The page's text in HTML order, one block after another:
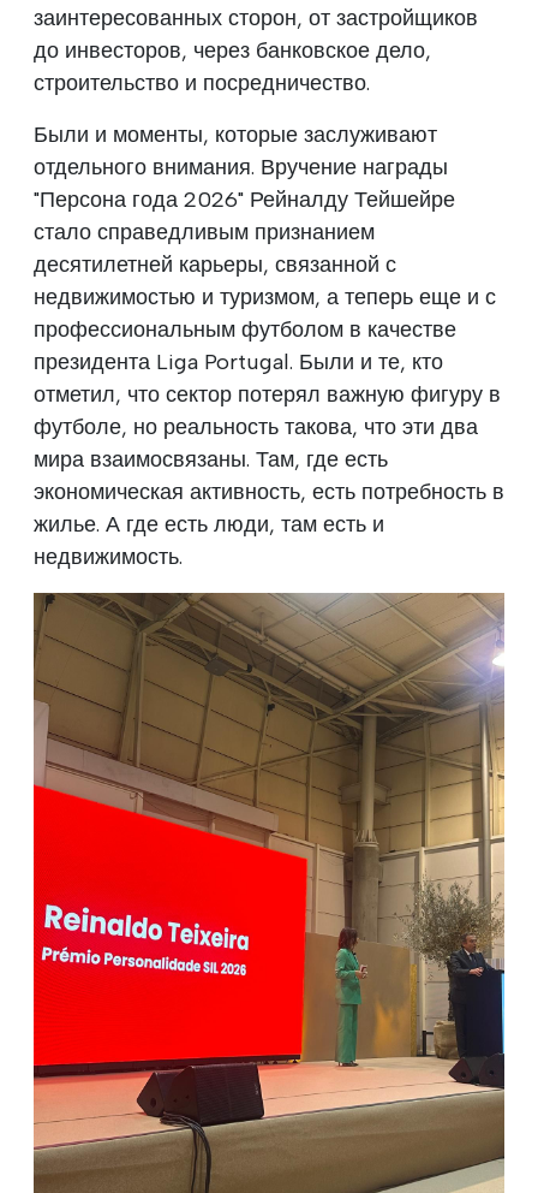
заинтересованных сторон, от застройщиков
до инвесторов, через банковское дело,
строительство и посредничество.
Были и моменты, которые заслуживают
отдельного внимания. Вручение награды
"Персона года 2026" Рейналду Тейшейре
стало справедливым признанием
десятилетней карьеры, связанной с
недвижимостью и туризмом, а теперь еще и с
профессиональным футболом в качестве
президента Liga Portugal. Были и те, кто
отметил, что сектор потерял важную фигуру в
футболе, но реальность такова, что эти два
мира взаимосвязаны. Там, где есть
экономическая активность, есть потребность в
жилье. А где есть люди, там есть и
недвижимость.